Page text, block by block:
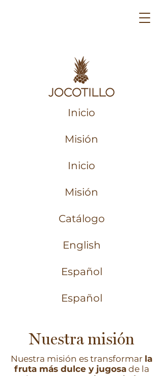
Inicio
Misión
Inicio
Misión
Catálogo
English
Español
Español
Nuestra misión
Nuestra misión es transformar la
fruta más dulce y jugosade la